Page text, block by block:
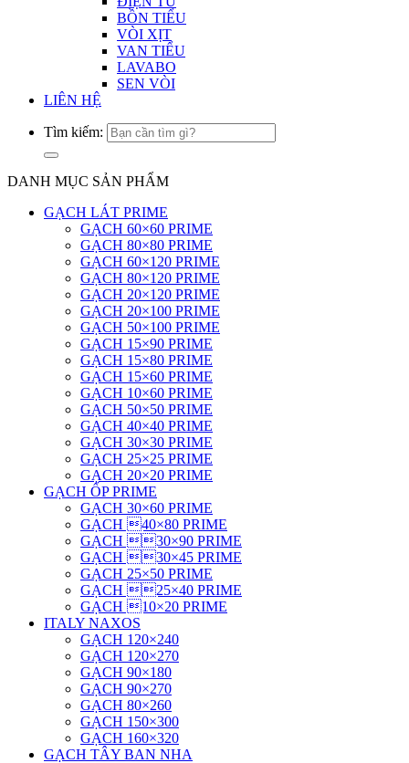
BỒN TIỂU
VÒI XỊT
VAN TIỂU
LAVABO
SEN VÒI
LIÊN HỆ
Tìm kiếm:
DANH MỤC SẢN PHẨM
GẠCH LÁT PRIME
GẠCH 60×60 PRIME
GẠCH 80×80 PRIME
GẠCH 60×120 PRIME
GẠCH 80×120 PRIME
GẠCH 20×120 PRIME
GẠCH 20×100 PRIME
GẠCH 50×100 PRIME
GẠCH 15×90 PRIME
GẠCH 15×80 PRIME
GẠCH 15×60 PRIME
GẠCH 10×60 PRIME
GẠCH 50×50 PRIME
GẠCH 40×40 PRIME
GẠCH 30×30 PRIME
GẠCH 25×25 PRIME
GẠCH 20×20 PRIME
GẠCH ỐP PRIME
GẠCH 30×60 PRIME
GẠCH 40×80 PRIME
GẠCH 30×90 PRIME
GẠCH 30×45 PRIME
GẠCH 25×50 PRIME
GẠCH 25×40 PRIME
GẠCH 10×20 PRIME
ITALY NAXOS
GẠCH 120×240
GẠCH 120×270
GẠCH 90×180
GẠCH 90×270
GẠCH 80×260
GẠCH 150×300
GẠCH 160×320
GẠCH TÂY BAN NHA